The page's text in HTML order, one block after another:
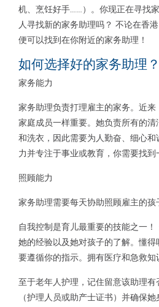
机、烹饪好手……）。你现正在寻找
人寻找新的家务助理吗？ 不论在香
便可以找到在你附近的家务助理！
如何选择好的家务助理
家务能力
家务助理负责打理雇主的家务。近
家庭成员一样重要。她负责所有的
和洗衣，因此需要为人勤奋、细心
力并专注于事业或教育，你需要找到
照顾能力
家务助理需要每天协助照顾雇主的孩
自我控制是育儿最重要的技能之一
她的经验以及她对孩子的了解。懂
要遵循你的指示。拥有医疗和急救知
至于老年人护理，记住留意该助理有
（护理人员或助产士证书）并确保